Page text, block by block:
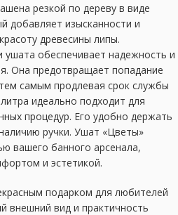
резкой по дереву в виде
добавляет изысканности и
древесины липы.
ушата обеспечивает надежность и
Она предотвращает попадание
самым продлевая срок службы
идеально подходит для
процедур. Его удобно держать
ручки. Ушат «Цветы»
вашего банного арсенала,
и эстетикой.
подарком для любителей
внешний вид и практичность